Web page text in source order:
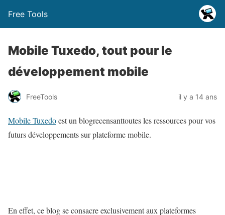
Free Tools
Mobile Tuxedo, tout pour le
développement mobile
FreeTools il y a 14 ans
Mobile Tuxedoest un blogrecensanttoutes les ressources pour vos
futurs développements sur plateforme mobile.
En effet, ce blog se consacre exclusivement aux plateformes